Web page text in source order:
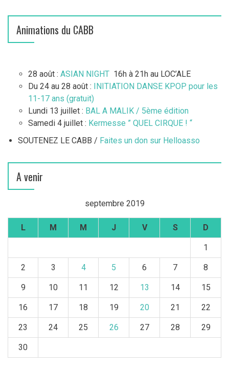
Animations du CABB
28 août : ASIAN NIGHT 16h à 21h au LOC’ALE
Du 24 au 28 août : INITIATION DANSE KPOP pour les
11-17 ans (gratuit)
Lundi 13 juillet : BAL A MALIK / 5ème édition
Samedi 4 juillet : Kermesse ” QUEL CIRQUE ! “
SOUTENEZ LE CABB / Faites un don sur Helloasso
A venir
septembre 2019
L M M J V S D
1
2 3 4 5 6 7 8
9 10 11 12 13 14 15
16 17 18 19 20 21 22
23 24 25 26 27 28 29
30